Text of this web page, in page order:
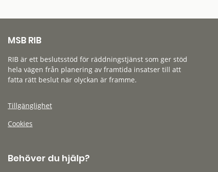
MSB RIB
RIB är ett beslutsstöd för räddningstjänst som ger stöd
hela vägen från planering av framtida insatser till att
fatta rätt beslut när olyckan är framme.
Tillgänglighet
Cookies
Behöver du hjälp?